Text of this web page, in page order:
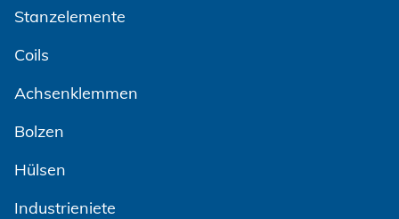
Stanzelemente
Coils
Achsenklemmen
Bolzen
Hülsen
Industrieniete